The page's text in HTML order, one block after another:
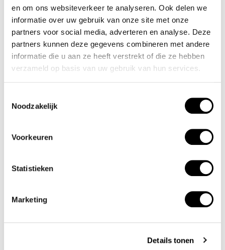
en om ons websiteverkeer te analyseren. Ook delen we
informatie over uw gebruik van onze site met onze
partners voor social media, adverteren en analyse. Deze
partners kunnen deze gegevens combineren met andere
informatie die u aan ze heeft verstrekt of die ze hebben
verzameld op basis van uw gebruik van hun services.
Noodzakelijk
Voorkeuren
Statistieken
Marketing
Details tonen
Soline - OL1DDL002